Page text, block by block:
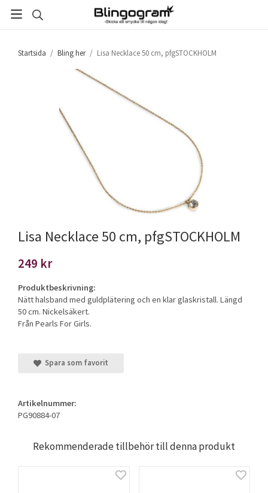
Startsida / Bling her / Lisa Necklace 50 cm, pfgSTOCKHOLM
Lisa Necklace 50 cm, pfgSTOCKHOLM
249 kr
Produktbeskrivning:
Nätt halsband med guldplätering och en klar glaskristall. Längd
50 cm. Nickelsäkert.
Från Pearls For Girls.
Spara som favorit
Artikelnummer:
PG90884-07
Rekommenderade tillbehör till denna produkt